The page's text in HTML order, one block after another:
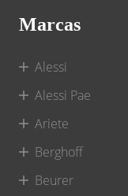
Marcas
Alessi
Alessi Pae
Ariete
Berghoff
Beurer